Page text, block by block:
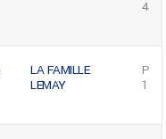
4
LA FAMILLE
LEMAY
P
1